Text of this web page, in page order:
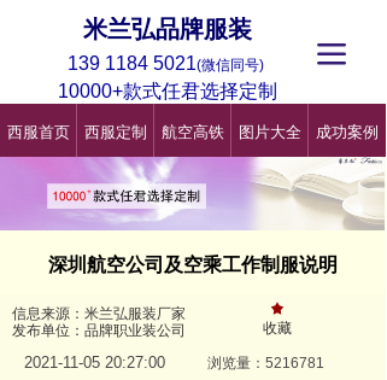
米兰弘品牌服装
西服首页 西服定制 航空高铁 图片大全 成功案例
끀
139 1184 5021(微信同号)
10000+款式任君选择定制
深圳航空公司及空乘工作制服说明
2021-11-05 20:27:00 浏览量：5216781
끄
收藏
信息来源：米兰弘服装厂家
发布单位：品牌职业装公司